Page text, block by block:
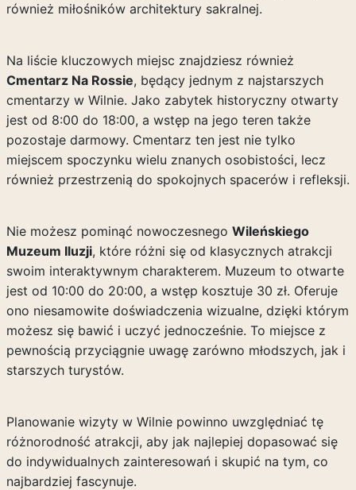
również miłośników architektury sakralnej.
Na liście kluczowych miejsc znajdziesz również
Cmentarz Na Rossie, będący jednym z najstarszych
cmentarzy w Wilnie. Jako zabytek historyczny otwarty
jest od 8:00 do 18:00, a wstęp na jego teren także
pozostaje darmowy. Cmentarz ten jest nie tylko
miejscem spoczynku wielu znanych osobistości, lecz
również przestrzenią do spokojnych spacerów i refleksji.
Nie możesz pominąć nowoczesnego Wileńskiego
Muzeum Iluzji, które różni się od klasycznych atrakcji
swoim interaktywnym charakterem. Muzeum to otwarte
jest od 10:00 do 20:00, a wstęp kosztuje 30 zł. Oferuje
ono niesamowite doświadczenia wizualne, dzięki którym
możesz się bawić i uczyć jednocześnie. To miejsce z
pewnością przyciągnie uwagę zarówno młodszych, jak i
starszych turystów.
Planowanie wizyty w Wilnie powinno uwzględniać tę
różnorodność atrakcji, aby jak najlepiej dopasować się
do indywidualnych zainteresowań i skupić na tym, co
najbardziej fascynuje.